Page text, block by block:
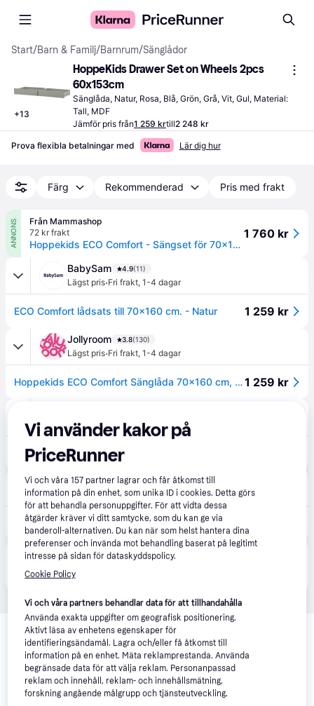
Start/Barn & Familj/Barnrum/Sänglådor
+13
HoppeKids Drawer Set on Wheels 2pcs
60x153cm
Sänglåda, Natur, Rosa, Blå, Grön, Grå, Vit, Gul, Material:
Tall, MDF
Jämför pris från1 259 krtill2 248 kr
Prova flexibla betalningar med Lär dig hur
Färg Rekommenderad Pris med frakt
ANNONS
Från Mammashop
72 kr frakt
Hoppekids ECO Comfort - Sängset för 70x160 cm. Säng - Natur
1 760 kr
BabySam 4.9(11)
Lägst pris·Fri frakt, 1-4 dagar
ECO Comfort lådsats till 70x160 cm. - Natur 1 259 kr
Jollyroom 3.8(130)
Lägst pris·Fri frakt, 1-4 dagar
Hoppekids ECO Comfort Sänglåda 70x160 cm, Trä1 259 kr
72 kr frakt
Kids-World 3.5 (4)
Fri frakt ,1-3 dagar
Produkten finns även hos 1 butik som valt att inte
samarbeta med PriceRunner.
Relaterade produkter
Vi har plockat fram ett urval av produkter som kanske skulle
intressera dig. Visa alla
Vi använder kakor på
PriceRunner
Vi och våra157 partner lagrar och får åtkomst till
information på din enhet, som unika ID i cookies. Detta görs
för att behandla personuppgifter. För att vidta dessa
åtgärder kräver vi ditt samtycke, som du kan ge via
banderoll-alternativen. Du kan när som helst hantera dina
preferenser och invända mot behandling baserat på legitimt
intresse på sidan för dataskyddspolicy.
Cookie Policy
Vi och våra partners behandlar data för att tillhandahålla
Använda exakta uppgifter om geografisk positionering.
Aktivt läsa av enhetens egenskaper för
identifieringsändamål. Lagra och/eller få åtkomst till
information på en enhet. Mäta reklamprestanda. Använda
begränsade data för att välja reklam. Personanpassad
reklam och innehåll, reklam- och innehållsmätning,
forskning angående målgrupp och tjänsteutveckling.